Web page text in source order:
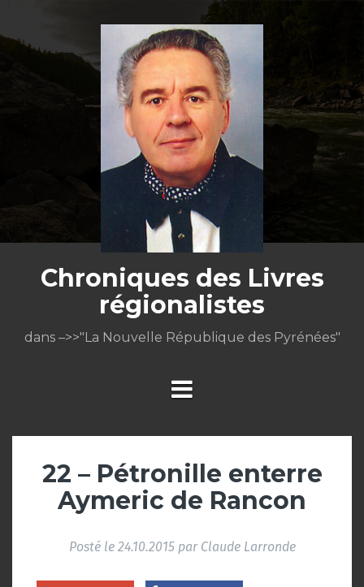
contenu
Chroniques des Livres
régionalistes
dans –>>"La Nouvelle République des Pyrénées"
22 – Pétronille enterre
Aymeric de Rancon
Posté le 24.10.2015par Claude Larronde